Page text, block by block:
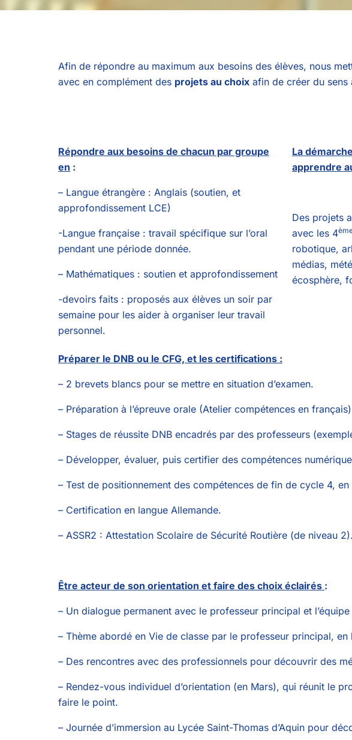
Afin de répondre au maximum aux besoins des élèves, nous
avec en complément des projets au choix afin de créer du sens
Répondre aux besoins de chacun par groupe
en :
– Langue étrangère : Anglais (soutien, et
approfondissement LCE)
-Langue française : travail spécifique sur l’oral
pendant une période donnée.
– Mathématiques : soutien et approfondissement
-devoirs faits : proposés aux élèves un soir par
semaine pour les aider à organiser leur travail
personnel.
La
apprendre
Des projets
avec les 4
robotique,
médias,
écosphère,
Préparer le DNB ou le CFG, et les certifications :
– 2 brevets blancs pour se mettre en situation d’examen.
– Préparation à l’épreuve orale (Atelier compétences en français)
– Stages de réussite DNB encadrés par des professeurs
– Développer, évaluer, puis certifier des compétences
– Test de positionnement des compétences de fin de cycle 4, en
– Certification en langue Allemande.
– ASSR2 : Attestation Scolaire de Sécurité Routière (de niveau 2).
Être acteur de son orientation et faire des choix éclairés :
– Un dialogue permanent avec le professeur principal et
– Thème abordé en Vie de classe par le professeur principal,
– Des rencontres avec des professionnels pour découvrir des
– Rendez-vous individuel d’orientation (en Mars), qui réunit le
faire le point.
– Journée d’immersion au Lycée Saint-Thomas d’Aquin pour